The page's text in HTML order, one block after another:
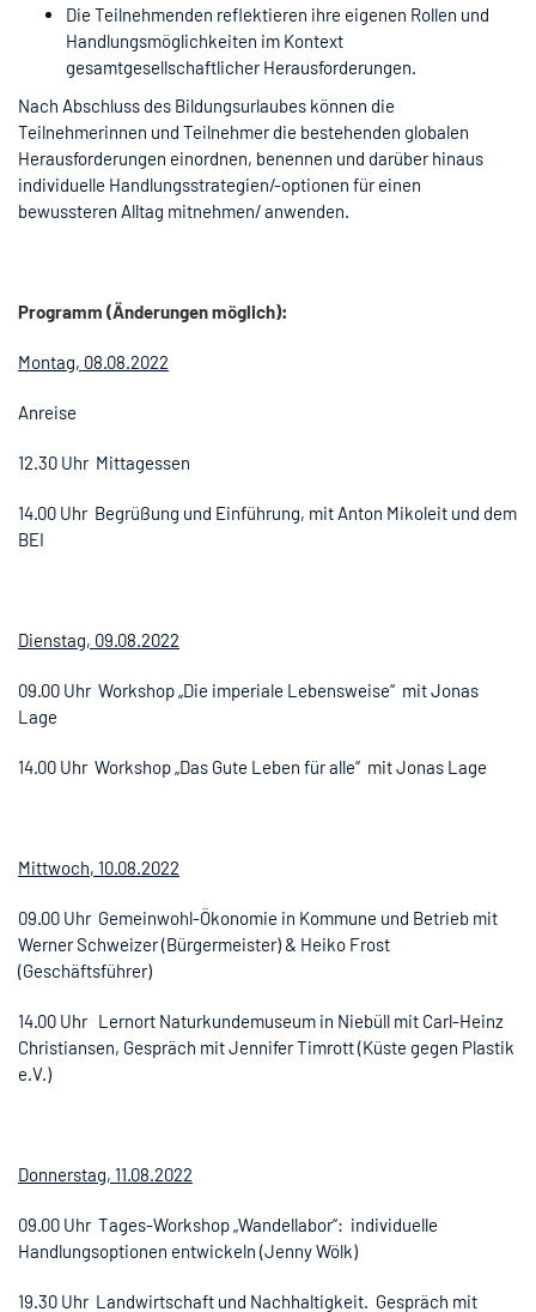
Die Teilnehmenden reflektieren ihre eigenen Rollen und
Handlungsmöglichkeiten im Kontext
gesamtgesellschaftlicher Herausforderungen.
Nach Abschluss des Bildungsurlaubes können die
Teilnehmerinnen und Teilnehmer die bestehenden globalen
Herausforderungen einordnen, benennen und darüber hinaus
individuelle Handlungsstrategien/-optionen für einen
bewussteren Alltag mitnehmen/ anwenden.
Programm (Änderungen möglich):
Montag, 08.08.2022
Anreise
12.30 Uhr Mittagessen
14.00 Uhr Begrüßung und Einführung, mit Anton Mikoleit und dem
BEI
Dienstag, 09.08.2022
09.00 Uhr Workshop „Die imperiale Lebensweise“ mit Jonas
Lage
14.00 Uhr Workshop „Das Gute Leben für alle“ mit Jonas Lage
Mittwoch, 10.08.2022
09.00 Uhr Gemeinwohl-Ökonomie in Kommune und Betrieb mit
Werner Schweizer (Bürgermeister) & Heiko Frost
(Geschäftsführer)
14.00 Uhr Lernort Naturkundemuseum in Niebüll mit Carl-Heinz
Christiansen, Gespräch mit Jennifer Timrott (Küste gegen Plastik
e.V.)
Donnerstag, 11.08.2022
09.00 Uhr Tages-Workshop „Wandellabor“: individuelle
Handlungsoptionen entwickeln (Jenny Wölk)
19.30 Uhr Landwirtschaft und Nachhaltigkeit. Gespräch mit